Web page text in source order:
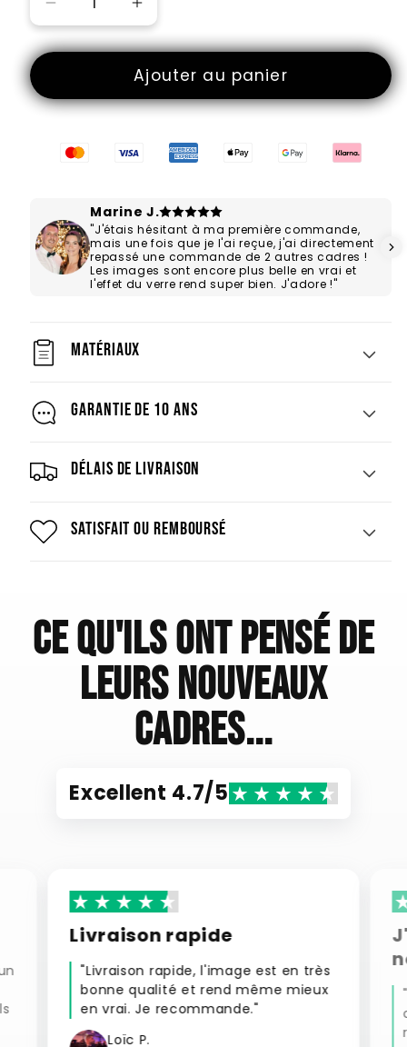
Réduire
la
quantité
Danse
Apesanteur
Augmenter
la
quantité
de
Danse
Apesanteur
Ajouter au panier
Marine J.
"J'étais hésitant à ma première commande,
mais une fois que je l'ai reçue, j'ai directement
repassé une commande de 2 autres cadres !
Les images sont encore plus belle en vrai et
l'effet du verre rend super bien. J'adore !"
Matériaux
Garantie de 10 ans
Délais de livraison
Satisfait ou remboursé
Ce qu'ils ont pensé de
leurs nouveaux
cadres...
Excellent 4.7/5
Livraison rapide
"Livraison rapide, l'image est en très
bonne qualité et rend même mieux
en vrai. Je recommande."
Loïc P.